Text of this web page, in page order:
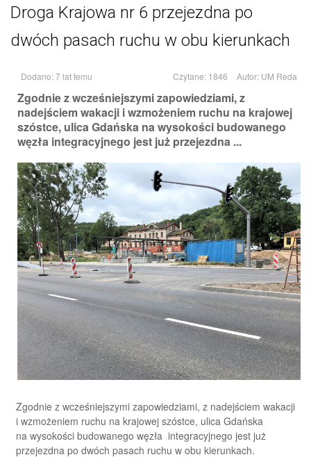
Droga Krajowa nr 6️ przejezdna po
dwóch pasach ruchu w obu kierunkach
Dodano: 7 lat temu Czytane: 1846 Autor: UM Reda
Zgodnie z wcześniejszymi zapowiedziami, z
nadejściem wakacji i wzmożeniem ruchu na krajowej
szóstce, ulica Gdańska na wysokości budowanego
węzła integracyjnego jest już przejezdna ...
Zgodnie z wcześniejszymi zapowiedziami, z nadejściem wakacji
i wzmożeniem ruchu na krajowej szóstce, ulica Gdańska
na wysokości budowanego węzła integracyjnego jest już
przejezdna po dwóch pasach ruchu w obu kierunkach.